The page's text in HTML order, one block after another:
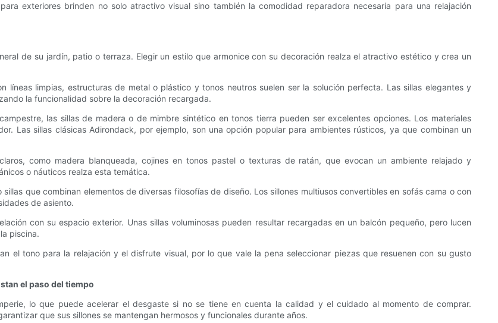
exteriores brinden no solo atractivo visual sino también la comodidad reparadora necesaria para una relajación
de su jardín, patio o terraza. Elegir un estilo que armonice con su decoración realza el atractivo estético y crea un
líneas limpias, estructuras de metal o plástico y tonos neutros suelen ser la solución perfecta. Las sillas elegantes y
la funcionalidad sobre la decoración recargada.
las sillas de madera o de mimbre sintético en tonos tierra pueden ser excelentes opciones. Los materiales
Las sillas clásicas Adirondack, por ejemplo, son una opción popular para ambientes rústicos, ya que combinan un
como madera blanqueada, cojines en tonos pastel o texturas de ratán, que evocan un ambiente relajado y
o náuticos realza esta temática.
que combinan elementos de diversas filosofías de diseño. Los sillones multiusos convertibles en sofás cama o con
de asiento.
con su espacio exterior. Unas sillas voluminosas pueden resultar recargadas en un balcón pequeño, pero lucen
piscina.
el tono para la relajación y el disfrute visual, por lo que vale la pena seleccionar piezas que resuenen con su gusto
el paso del tiempo
lo que puede acelerar el desgaste si no se tiene en cuenta la calidad y el cuidado al momento de comprar.
que sus sillones se mantengan hermosos y funcionales durante años.